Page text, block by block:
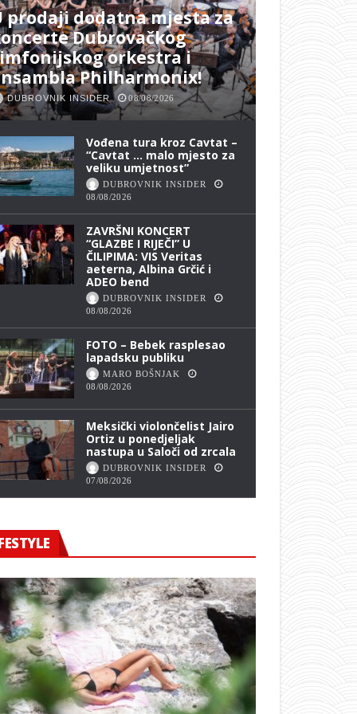
prodaji dodatna mjesta za
Dubrovačkog
orkestra i
Philharmonix!
DUBROVNIK INSIDER 08/08/2026
Vođena tura kroz Cavtat –
“Cavtat … malo mjesto za
veliku umjetnost”
DUBROVNIK INSIDER
08/08/2026
ZAVRŠNI KONCERT
“GLAZBE I RIJEČI” U
ČILIPIMA: VIS Veritas
aeterna, Albina Grčić i
ADEO bend
DUBROVNIK INSIDER
08/08/2026
FOTO – Bebek rasplesao
lapadsku publiku
MARO BOŠNJAK
08/08/2026
Meksički violončelist Jairo
Ortiz u ponedjeljak
nastupa u Saloči od zrcala
DUBROVNIK INSIDER
07/08/2026